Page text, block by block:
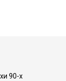
90-х